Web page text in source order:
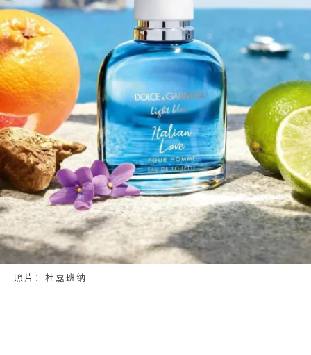
照片：杜嘉班纳